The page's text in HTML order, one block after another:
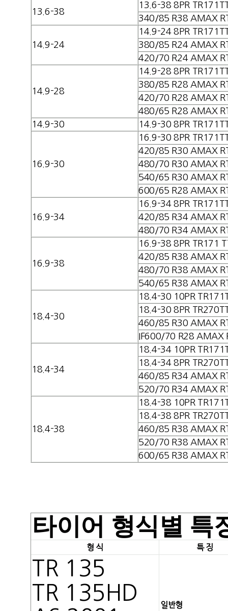
13.6-38
13.6-38 8PR
340/85 R38 AMAX
14.9-24
14.9-24 8PR
380/85 R24 AMAX
420/70 R24 AMAX
14.9-28
14.9-28 8PR
380/85 R28 AMAX
420/70 R28 AMAX
480/65 R28 AMAX
14.9-30
14.9-30 8PR
16.9-30
16.9-30 8PR
420/85 R30 AMAX
480/70 R30 AMAX
540/65 R30 AMAX
600/65 R28 AMAX
16.9-34
16.9-34 8PR
420/85 R34 AMAX
480/70 R34 AMAX
16.9-38
16.9-38 8PR TR171
420/85 R38 AMAX
480/70 R38 AMAX
540/65 R38 AMAX
18.4-30
18.4-30 10PR
18.4-30 8PR
460/85 R30 AMAX
IF600/70 R28 AMAX
18.4-34
18.4-34 10PR
18.4-34 8PR
460/85 R34 AMAX
520/70 R34 AMAX
18.4-38
18.4-38 10PR
18.4-38 8PR
460/85 R38 AMAX
520/70 R38 AMAX
600/65 R38 AMAX
타이어 형식별 특
형 식 특 징
TR 135
TR 135HD
일반형